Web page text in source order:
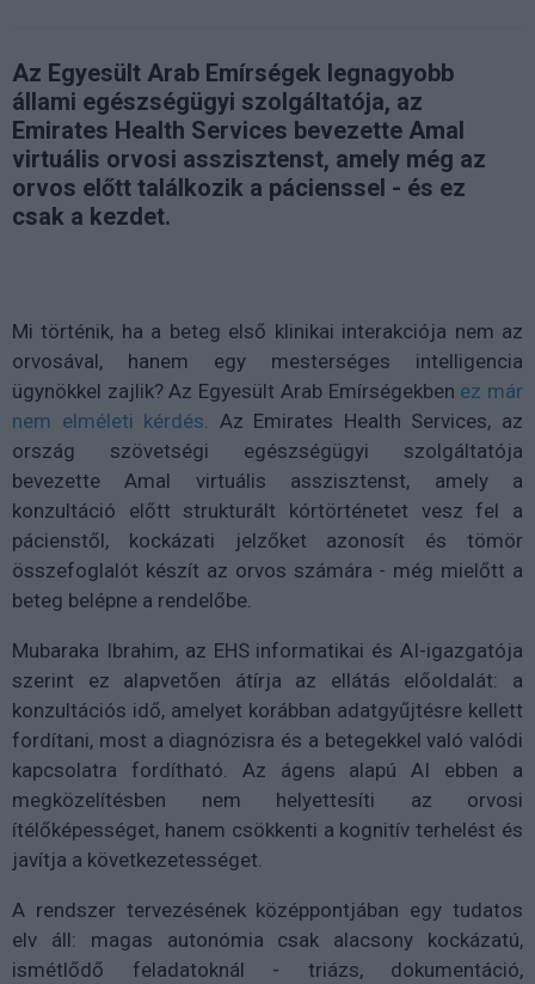
Az Egyesült Arab Emírségek legnagyobb
állami egészségügyi szolgáltatója, az
Emirates Health Services bevezette Amal
virtuális orvosi asszisztenst, amely még az
orvos előtt találkozik a pácienssel - és ez
csak a kezdet.
Mi történik, ha a beteg első klinikai interakciója nem az
orvosával, hanem egy mesterséges intelligencia
ügynökkel zajlik? Az Egyesült Arab Emírségekben ez már
nem elméleti kérdés. Az Emirates Health Services, az
ország szövetségi egészségügyi szolgáltatója
bevezette Amal virtuális asszisztenst, amely a
konzultáció előtt strukturált kórtörténetet vesz fel a
pácienstől, kockázati jelzőket azonosít és tömör
összefoglalót készít az orvos számára - még mielőtt a
beteg belépne a rendelőbe.
Mubaraka Ibrahim, az EHS informatikai és AI-igazgatója
szerint ez alapvetően átírja az ellátás előoldalát: a
konzultációs idő, amelyet korábban adatgyűjtésre kellett
fordítani, most a diagnózisra és a betegekkel való valódi
kapcsolatra fordítható. Az ágens alapú AI ebben a
megközelítésben nem helyettesíti az orvosi
ítélőképességet, hanem csökkenti a kognitív terhelést és
javítja a következetességet.
A rendszer tervezésének középpontjában egy tudatos
elv áll: magas autonómia csak alacsony kockázatú,
ismétlődő feladatoknál - triázs, dokumentáció,